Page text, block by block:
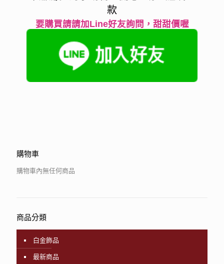
款
要購買請請加Line好友詢問，甜甜價喔
購物車
購物車內無任何商品
商品分類
白金飾品
最新商品